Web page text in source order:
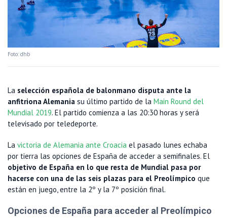
Foto: dhb
La selección española de balonmano disputa ante la
anfitriona Alemania su último partido de la Main Round del
Mundial 2019. El partido comienza a las 20:30 horas y será
televisado por teledeporte.
La victoria de Alemania ante Croacia el pasado lunes echaba
por tierra las opciones de España de acceder a semifinales. El
objetivo de España en lo que resta de Mundial pasa por
hacerse con una de las seis plazas para el Preolímpico que
están en juego, entre la 2º y la 7º posición final.
Opciones de España para acceder al Preolímpico